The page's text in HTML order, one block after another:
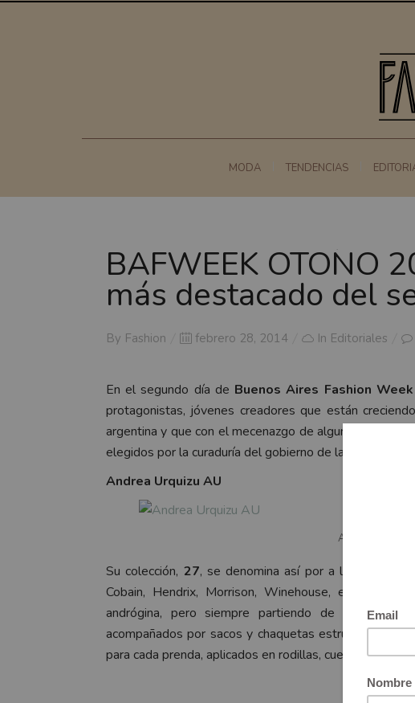
MODA TENDENCIAS
BAFWEEK OTOÑO
más destacado del
By Fashion
Posted
febrero 28, 2014 In Editoriales
En el segundo día de Buenos Aires Fashion Week
protagonistas, jóvenes creadores que están
argentina y que con el mecenazgo de algunas marcas
elegidos por la curaduría del gobierno de la ciudad,
Andrea Urquizu AU
Andrea Urquizu
Su colección, 27, se denomina así por a la edad de
Cobain, Hendrix, Morrison, Winehouse, entre
andrógina, pero siempre partiendo de la
acompañados por sacos y chaquetas estructuradas.
para cada prenda, aplicados en rodillas, cuellos y